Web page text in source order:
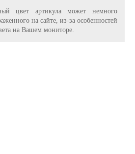
цвет артикула может немного
на сайте, из-за особенностей
на Вашем мониторе.